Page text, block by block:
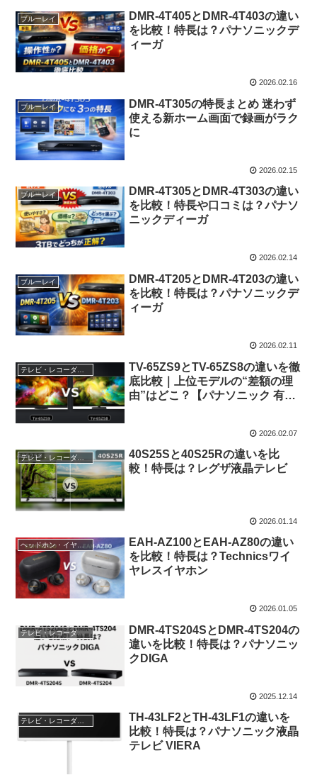
ブルーレイ
DMR-4T405とDMR-4T403の違い
を比較！特長は？パナソニックデ
ィーガ
2026.02.16
ブルーレイ
DMR-4T305の特長まとめ 迷わず
使える新ホーム画面で録画がラク
に
2026.02.15
ブルーレイ
DMR-4T305とDMR-4T303の違い
を比較！特長や口コミは？パナソ
ニックディーガ
2026.02.14
ブルーレイ
DMR-4T205とDMR-4T203の違い
を比較！特長は？パナソニックデ
ィーガ
2026.02.11
テレビ・レコーダー・オーディオ
TV-65ZS9とTV-65ZS8の違いを徹
底比較｜上位モデルの“差額の理
由”はどこ？【パナソニック 有機
2026.02.07
テレビ・レコーダー・オーディオ
40S25Sと40S25Rの違いを比
較！特長は？レグザ液晶テレビ
2026.01.14
ヘッドホン・イヤホン
EAH-AZ100とEAH-AZ80の違い
を比較！特長は？Technicsワイ
ヤレスイヤホン
2026.01.05
テレビ・レコーダー・オーディオ
DMR-4TS204SとDMR-4TS204の
違いを比較！特長は？パナソニッ
クDIGA
2025.12.14
テレビ・レコーダー・オーディオ
TH-43LF2とTH-43LF1の違いを
比較！特長は？パナソニック液晶
テレビ VIERA